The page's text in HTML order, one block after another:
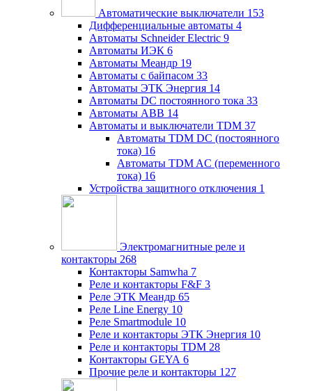
Автоматические выключатели 153
Дифференциальные автоматы 4
Автоматы Schneider Electric 9
Автоматы ИЭК 6
Автоматы Меандр 19
Автоматы с байпасом 33
Автоматы ЭТК Энергия 14
Автоматы DC постоянного тока 33
Автоматы ABB 14
Автоматы и выключатели TDM 37
Автоматы TDM DC (постоянного
тока) 16
Автоматы TDM AC (переменного
тока) 16
Устройства защитного отключения 1
Электромагнитные реле и
контакторы 268
Контакторы Samwha 7
Реле и контакторы F&F 3
Реле ЭТК Меандр 65
Реле Line Energy 10
Реле Smartmodule 10
Реле и контакторы ЭТК Энергия 10
Реле и контакторы TDM 28
Контакторы GEYA 6
Прочие реле и контакторы 127